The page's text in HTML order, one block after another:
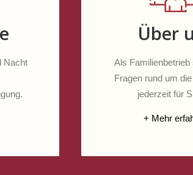
Nacht
Über
Als Familienbetrieb
Fragen rund um
jederzeit für
+ Mehr